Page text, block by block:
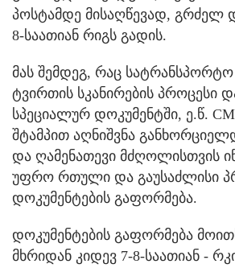
პოსტამდე მისაღწევად,
8-საათიან რიგს გადის.
მას შემდეგ, რაც
ტვირთის სკანირების პროცესი
სპეციალურ დოკუმენტში, ე.წ.
შტამპით აღნიშვნა
და ღამენათევი მძღოლისთვის
უფრო რთული და გაუსაძლისი
დოკუმენტების გაფორმება.
დოკუმენტების გაფორმება
მხრიდან კიდევ 7-8-საათიან -